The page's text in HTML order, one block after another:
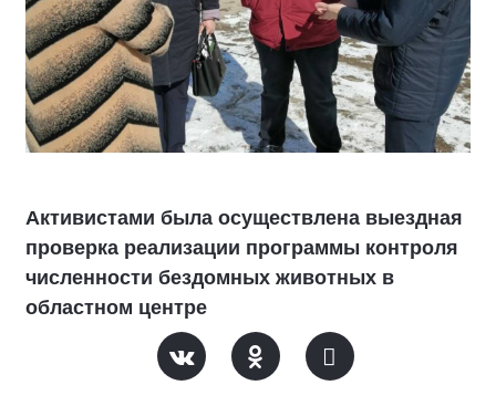
Активистами была осуществлена выездная
проверка реализации программы контроля
численности бездомных животных в
областном центре